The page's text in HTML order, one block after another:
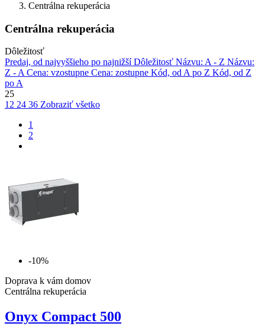
Centrálna rekuperácia
Centrálna rekuperácia
Dôležitosť
Predaj, od najvyššieho po najnižšíDôležitosť Názvu: A - Z Názvu:
Z - ACena: vzostupne Cena: zostupne Kód, od A po Z Kód, od Z
po A
25
12 24 36 Zobraziť všetko
1
2
-10%
Doprava k vám domov
Centrálna rekuperácia
Onyx Compact 500